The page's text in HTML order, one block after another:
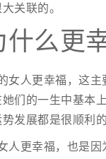
关联的。
么更
女人更幸福，这
们的一生中基本
发展都是很顺利的
人更幸福，也是